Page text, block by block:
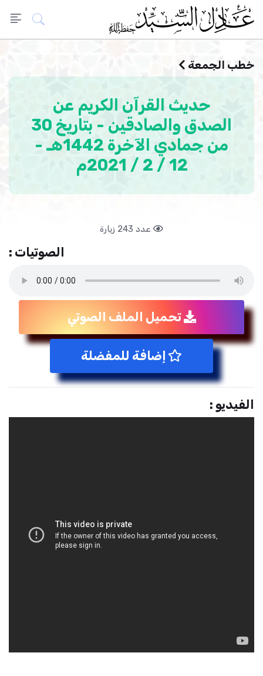
خطب الجمعة
حديث القرآن الكريم عن
الصدق والصادقين - بتاريخ 30
من جمادي الآخرة 1442هـ -
12 / 2 / 2021م
عدد 243 زيارة
الصوتيات :
تحميل الملف الصوتي
إضافة للمفضلة
الفيديو :